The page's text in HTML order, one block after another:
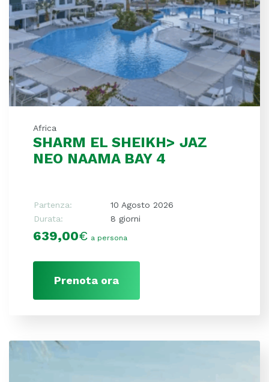
Africa
SHARM EL SHEIKH> JAZ
NEO NAAMA BAY 4
Partenza:
10 Agosto 2026
Durata:
8 giorni
639,00€ a persona
Prenota ora